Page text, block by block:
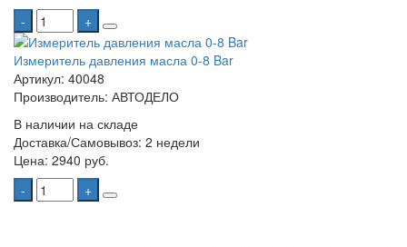
- +
Измеритель давления масла 0-8 Bar
Артикул: 40048
Производитель: АВТОДЕЛО
В наличии на складе
Доставка/Самовывоз: 2 недели
Цена: 2940 руб.
-
+